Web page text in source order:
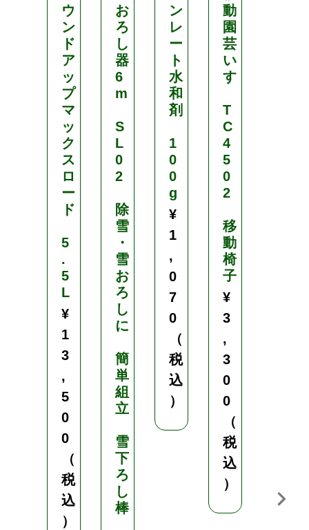
ウ
ン
ド
ア
ッ
プ
マ
ッ
ク
ス
ロ
ー
ド
5
.
5
L
¥
1
3
,
5
0
0
（
税
込
）
お
ろ
し
器
6
m
S
L
0
2
除
雪
・
雪
お
ろ
し
に
簡
単
組
立
雪
下
ろ
し
棒
ン
レ
ー
ト
水
和
剤
1
0
0
g
¥
1
,
0
7
0
（
税
込
）
動
園
芸
い
す
T
C
4
5
0
2
移
動
椅
子
¥
3
,
3
0
0
（
税
込
）
ご
収